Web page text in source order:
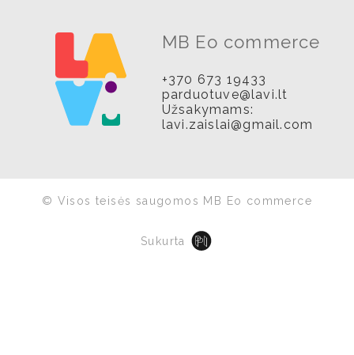
MB Eo commerce
+370 673 19433
parduotuve@lavi.lt
Užsakymams:
lavi.zaislai@gmail.com
© Visos teisės saugomos MB Eo commerce
Sukurta